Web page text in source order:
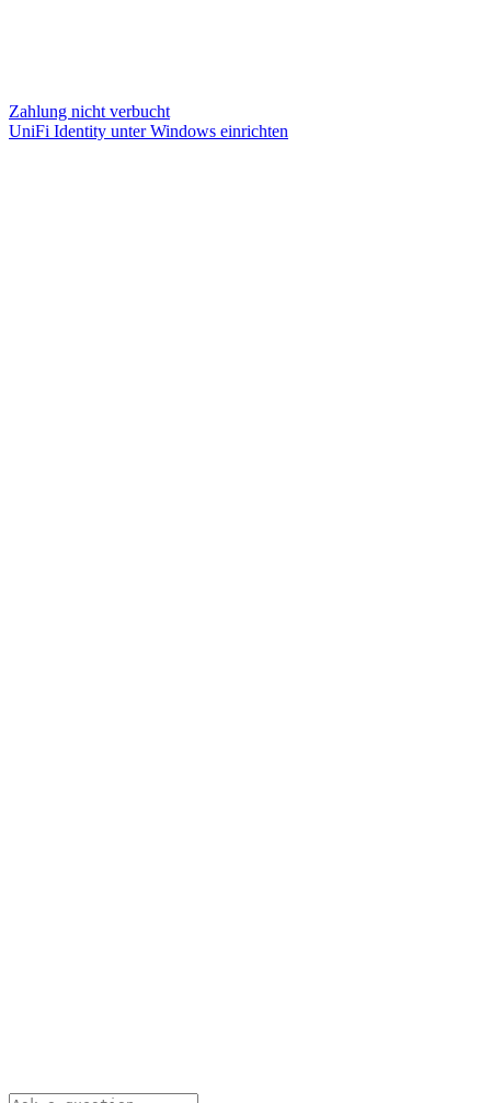
Zahlung nicht verbucht
UniFi Identity unter Windows einrichten